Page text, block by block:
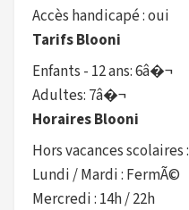
Accès handicapé : oui
Tarifs Blooni
Enfants - 12 ans: 6â�¬
Adultes: 7â�¬
Horaires Blooni
Hors vacances scolaires :
Lundi / Mardi : FermÃ©
Mercredi : 14h / 22h